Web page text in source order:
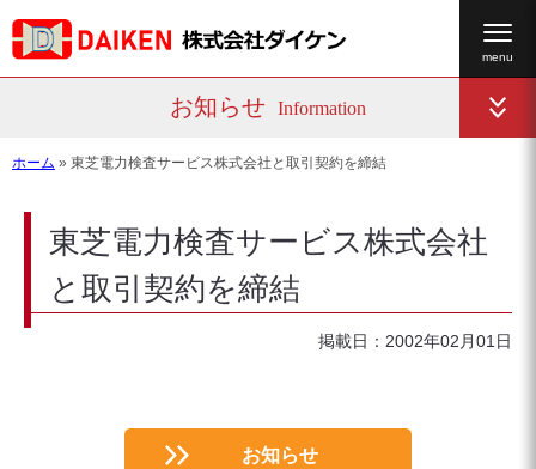
お知らせ Information
ホーム » 東芝電力検査サービス株式会社と取引契約を締結
東芝電力検査サービス株式会社
と取引契約を締結
掲載日：2002年02月01日
お知らせ